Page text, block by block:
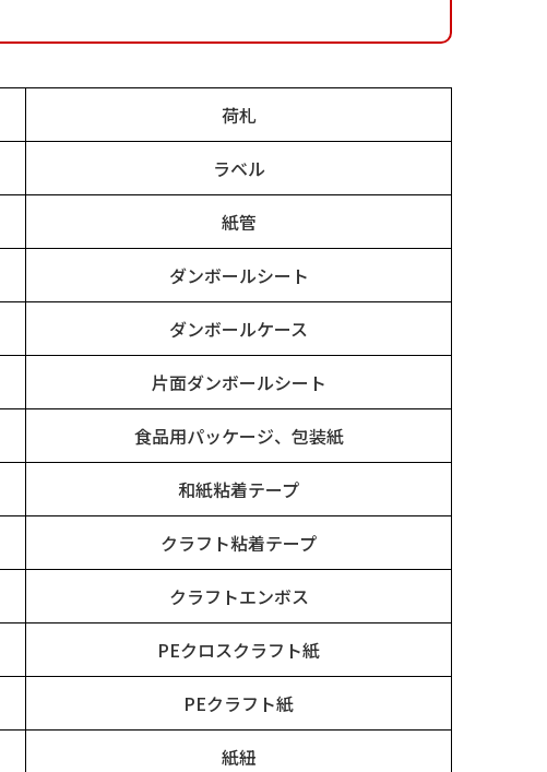
荷札
ラベル
紙管
ダンボールシート
ダンボールケース
片面ダンボールシート
食品用パッケージ、包装紙
和紙粘着テープ
クラフト粘着テープ
クラフトエンボス
PEクロスクラフト紙
PEクラフト紙
紙紐